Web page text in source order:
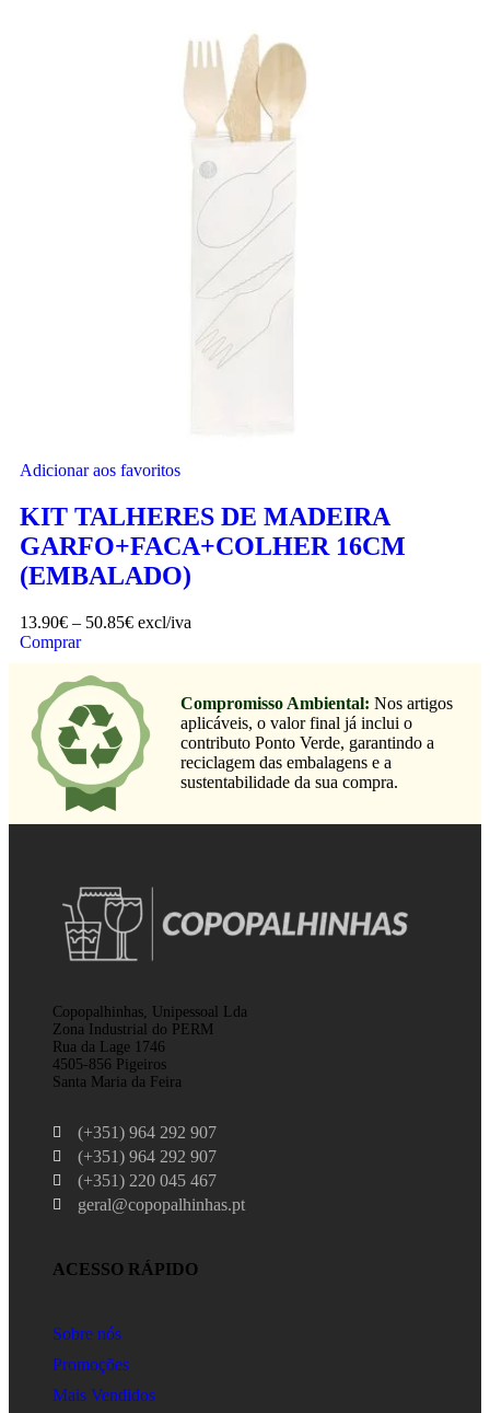
Adicionar aos favoritos
KIT TALHERES DE MADEIRA
GARFO+FACA+COLHER 16CM
(EMBALADO)
13.90€ – 50.85€ excl/iva
Comprar
Compromisso Ambiental: Nos artigos
aplicáveis, o valor final já inclui o
contributo Ponto Verde, garantindo a
reciclagem das embalagens e a
sustentabilidade da sua compra.
Copopalhinhas, Unipessoal Lda
Zona Industrial do PERM
Rua da Lage 1746
4505-856 Pigeiros
Santa Maria da Feira
(+351) 964 292 907
(+351) 964 292 907
(+351) 220 045 467
geral@copopalhinhas.pt
ACESSO RÁPIDO
Sobre nós
Promoções
Mais Vendidos